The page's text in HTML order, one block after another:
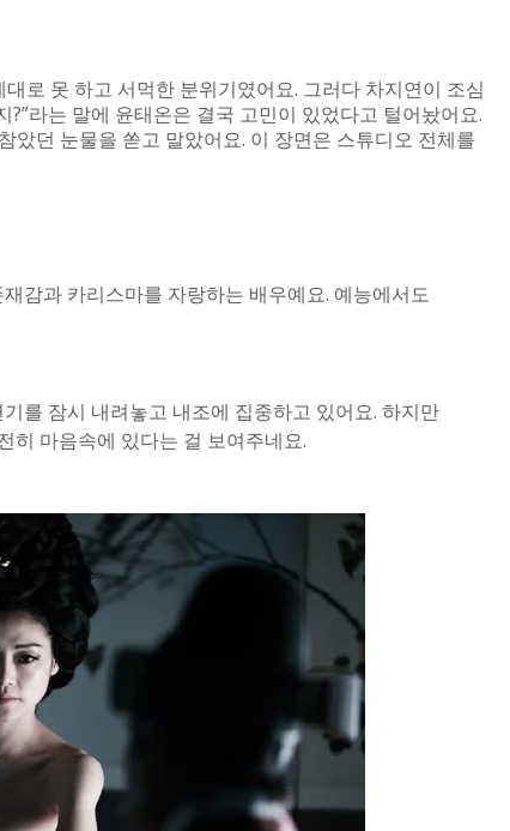
로 못 하고 서먹한 분위기였어요. 그러다 차지연이 조심
라는 말에 윤태온은 결국 고민이 있었다고 털어놨어요.
았던 눈물을 쏟고 말았어요. 이 장면은 스튜디오 전체를
감과 카리스마를 자랑하는 배우예요. 예능에서도
를 잠시 내려놓고 내조에 집중하고 있어요. 하지만
히 마음속에 있다는 걸 보여주네요.